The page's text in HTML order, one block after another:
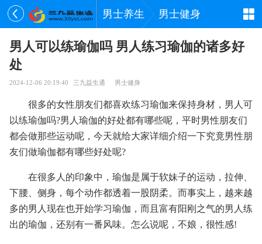
男士养生 男士健身
男人可以练瑜伽吗 男人练习瑜伽的诸多好
处
2024-12-06 20:19:40 三九益生通 男士健身
很多的女性朋友们都喜欢练习瑜伽来保持身材，男人可
以练瑜伽吗?男人瑜伽的好处都有哪些呢，平时男性朋友们
都会做那些运动呢，今天就给大家详细介绍一下究竟男性朋
友们做瑜伽都有哪些好处呢?
在很多人的印象中，瑜伽是属于软妹子的运动，拉伸、
下腰、侧身，每个动作都透着一股阴柔。而事实上，越来越
多的男人现在也开始学习瑜伽，而且富有阳刚之气的男人练
出的瑜伽，还别有一番风味。怎么说呢，不娘，很性感!